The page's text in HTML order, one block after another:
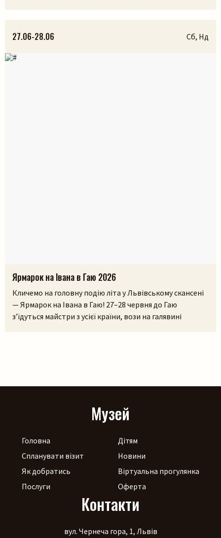
передати досвід і встановити зв’язок із сакральним.
Камінь, як матеріал, існував задовго до появи людини,
27.06-28.06 Сб, Нд
Ярмарок на Івана в Гаю 2026
Кличемо на головну подію літа у Львівському скансені
— Ярмарок на Івана в Гаю! 27–28 червня до Гаю
з’їдуться майстри з усієї країни, вози на галявині
Музей
Головна
Спланувати візит
Як добратись
Послуги
Дітям
Новини
Віртуальна прогулянка
Оферта
Контакти
вул. Чернеча гора, 1, Львів